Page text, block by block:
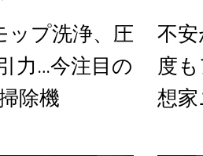
プ洗浄、圧
力…今注目の
除機
不
度
想